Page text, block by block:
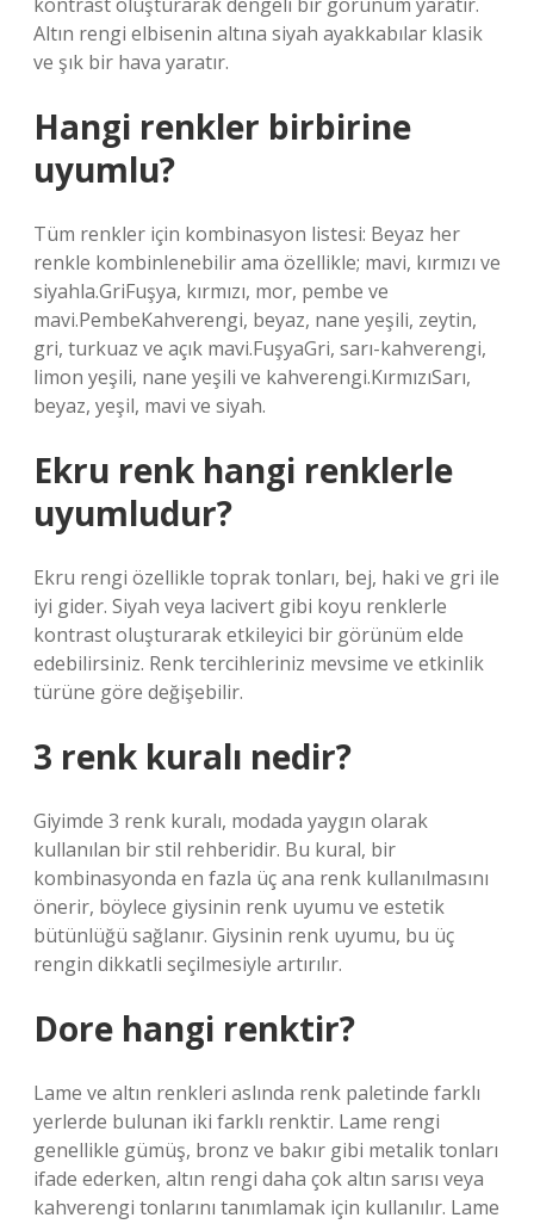
Altın rengi elbisenin altına siyah ayakkabılar klasik
ve şık bir hava yaratır.
Hangi renkler birbirine
uyumlu?
Tüm renkler için kombinasyon listesi: Beyaz her
renkle kombinlenebilir ama özellikle; mavi, kırmızı ve
siyahla.GriFuşya, kırmızı, mor, pembe ve
mavi.PembeKahverengi, beyaz, nane yeşili, zeytin,
gri, turkuaz ve açık mavi.FuşyaGri, sarı-kahverengi,
limon yeşili, nane yeşili ve kahverengi.KırmızıSarı,
beyaz, yeşil, mavi ve siyah.
Ekru renk hangi renklerle
uyumludur?
Ekru rengi özellikle toprak tonları, bej, haki ve gri ile
iyi gider. Siyah veya lacivert gibi koyu renklerle
kontrast oluşturarak etkileyici bir görünüm elde
edebilirsiniz. Renk tercihleriniz mevsime ve etkinlik
türüne göre değişebilir.
3 renk kuralı nedir?
Giyimde 3 renk kuralı, modada yaygın olarak
kullanılan bir stil rehberidir. Bu kural, bir
kombinasyonda en fazla üç ana renk kullanılmasını
önerir, böylece giysinin renk uyumu ve estetik
bütünlüğü sağlanır. Giysinin renk uyumu, bu üç
rengin dikkatli seçilmesiyle artırılır.
Dore hangi renktir?
Lame ve altın renkleri aslında renk paletinde farklı
yerlerde bulunan iki farklı renktir. Lame rengi
genellikle gümüş, bronz ve bakır gibi metalik tonları
ifade ederken, altın rengi daha çok altın sarısı veya
kahverengi tonlarını tanımlamak için kullanılır. Lame